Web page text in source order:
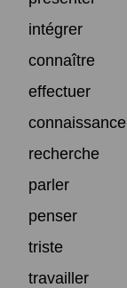
intégrer
connaître
effectuer
connaissance
recherche
parler
penser
triste
travailler